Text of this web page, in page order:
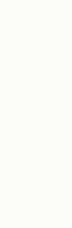
る
配置
開発を
するよ